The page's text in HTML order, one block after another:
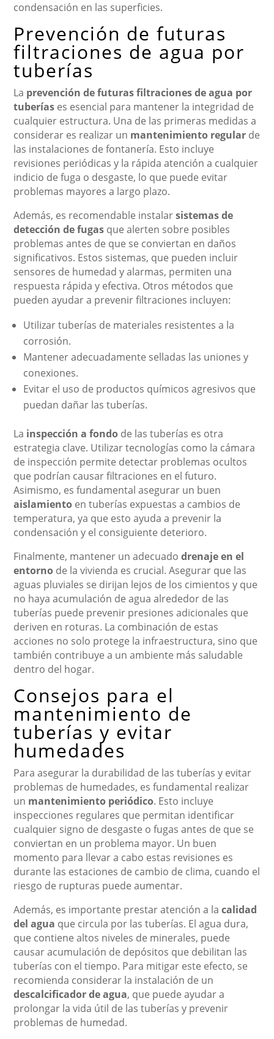
condensación en las superficies.
Prevención de futuras
filtraciones de agua por
tuberías
La prevención de futuras filtraciones de agua por
tuberías es esencial para mantener la integridad de
cualquier estructura. Una de las primeras medidas a
considerar es realizar un mantenimiento regular de
las instalaciones de fontanería. Esto incluye
revisiones periódicas y la rápida atención a cualquier
indicio de fuga o desgaste, lo que puede evitar
problemas mayores a largo plazo.
Además, es recomendable instalarsistemas de
detección de fugas que alerten sobre posibles
problemas antes de que se conviertan en daños
significativos. Estos sistemas, que pueden incluir
sensores de humedad y alarmas, permiten una
respuesta rápida y efectiva. Otros métodos que
pueden ayudar a prevenir filtraciones incluyen:
Utilizar tuberías de materiales resistentes a la
corrosión.
Mantener adecuadamente selladas las uniones y
conexiones.
Evitar el uso de productos químicos agresivos que
puedan dañar las tuberías.
La inspección a fondo de las tuberías es otra
estrategia clave. Utilizar tecnologías como la cámara
de inspección permite detectar problemas ocultos
que podrían causar filtraciones en el futuro.
Asimismo, es fundamental asegurar un buen
aislamiento en tuberías expuestas a cambios de
temperatura, ya que esto ayuda a prevenir la
condensación y el consiguiente deterioro.
Finalmente, mantener un adecuadodrenaje en el
entorno de la vivienda es crucial. Asegurar que las
aguas pluviales se dirijan lejos de los cimientos y que
no haya acumulación de agua alrededor de las
tuberías puede prevenir presiones adicionales que
deriven en roturas. La combinación de estas
acciones no solo protege la infraestructura, sino que
también contribuye a un ambiente más saludable
dentro del hogar.
Consejos para el
mantenimiento de
tuberías y evitar
humedades
Para asegurar la durabilidad de las tuberías y evitar
problemas de humedades, es fundamental realizar
un mantenimiento periódico. Esto incluye
inspecciones regulares que permitan identificar
cualquier signo de desgaste o fugas antes de que se
conviertan en un problema mayor. Un buen
momento para llevar a cabo estas revisiones es
durante las estaciones de cambio de clima, cuando el
riesgo de rupturas puede aumentar.
Además, es importante prestar atención a lacalidad
del agua que circula por las tuberías. El agua dura,
que contiene altos niveles de minerales, puede
causar acumulación de depósitos que debilitan las
tuberías con el tiempo. Para mitigar este efecto, se
recomienda considerar la instalación de un
descalcificador de agua, que puede ayudar a
prolongar la vida útil de las tuberías y prevenir
problemas de humedad.